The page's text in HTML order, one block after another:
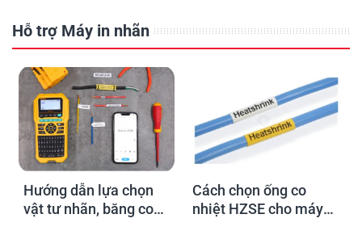
Hỗ trợ Máy in nhãn
Hướng dẫn lựa chọn
vật tư nhãn, băng co
Cách chọn ống co
nhiệt HZSE cho máy in